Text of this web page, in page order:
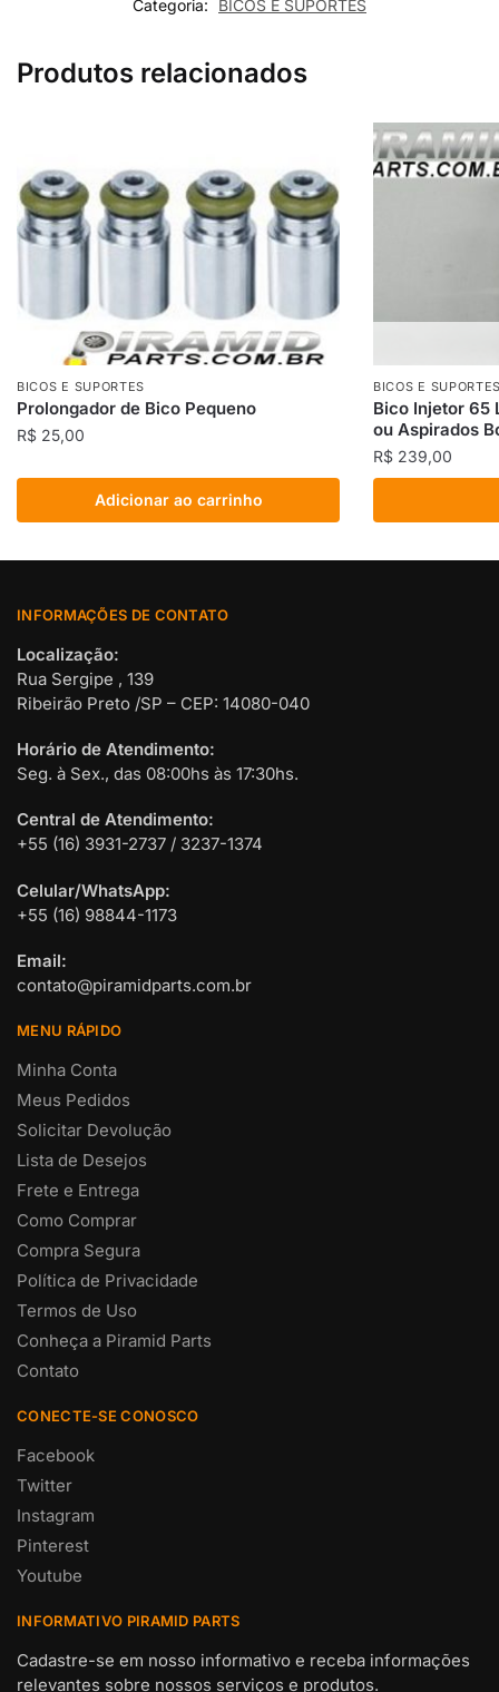
Categoria:
BICOS E SUPORTES
Produtos relacionados
BICOS E SUPORTES
Prolongador de Bico Pequeno
R$ 25,00
Adicionar ao carrinho
BICOS E
Bico Injetor 65
ou Aspirados
R$ 239,00
INFORMAÇÕES DE CONTATO
Localização:
Rua Sergipe , 139
Ribeirão Preto /SP – CEP: 14080-040
Horário de Atendimento:
Seg. à Sex., das 08:00hs às 17:30hs.
Central de Atendimento:
+55 (16) 3931-2737 / 3237-1374
Celular/WhatsApp:
+55 (16) 98844-1173
Email:
contato@piramidparts.com.br
MENU RÁPIDO
Minha Conta
Meus Pedidos
Solicitar Devolução
Lista de Desejos
Frete e Entrega
Como Comprar
Compra Segura
Política de Privacidade
Termos de Uso
Conheça a Piramid Parts
Contato
CONECTE-SE CONOSCO
Facebook
Twitter
Instagram
Pinterest
Youtube
INFORMATIVO PIRAMID PARTS
Cadastre-se em nosso informativo e receba informações
relevantes sobre nossos serviços e produtos.